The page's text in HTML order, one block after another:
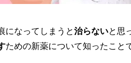
になってしまうと治らないと思
ための新薬について知ったこと